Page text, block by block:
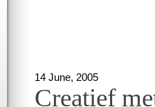
14 June, 2005
Creatief